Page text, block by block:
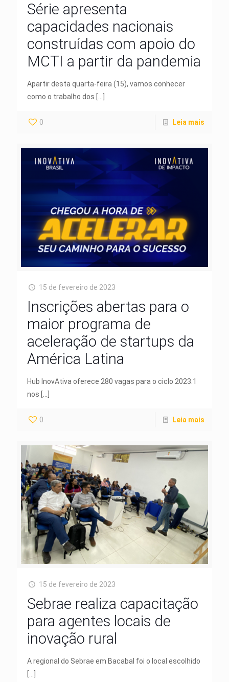
Série apresenta
capacidades nacionais
construídas com apoio do
MCTI a partir da pandemia
Apartir desta quarta-feira (15), vamos conhecer
como o trabalho dos
0 Leia mais
15 de fevereiro de 2023
Inscrições abertas para o
maior programa de
aceleração de startups da
América Latina
Hub InovAtiva oferece 280 vagas para o ciclo 2023.1
nos
0 Leia mais
15 de fevereiro de 2023
Sebrae realiza capacitação
para agentes locais de
inovação rural
A regional do Sebrae em Bacabal foi o local escolhido